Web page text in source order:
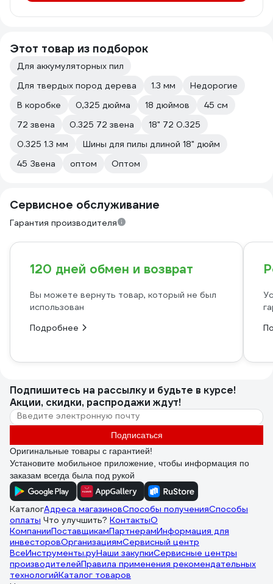
Этот товар из подборок
Для аккумуляторных пил
Для твердых пород дерева
1.3 мм
Недорогие
В коробке
0,325 дюйма 18 дюймов
45 см
72 звена
0.325 72 звена
18" 72 0.325
0.325 1.3 мм
Шины для пилы длиной 18" дюйм
45 Звена
оптом Оптом
Сервисное обслуживание
Гарантия производителя
120 дней обмен и возврат
Вы можете вернуть товар, который не был
использован
Подробнее
Подпишитесь на рассылкуи будьте в курсе!
Акции, скидки, распродажи ждут!
Подписаться
Оригинальные товары с гарантией!
Установите мобильное приложение, чтобы информация по
заказам всегда была под рукой
КаталогАдреса магазиновСпособы полученияСпособы
оплаты Что улучшить? КонтактыО
КомпанииПоставщикамПартнерамИнформация для
инвесторовОрганизациямСервисный центр
ВсеИнструменты.руНаши закупкиСервисные центры
производителейПравила применения рекомендательных
технологийКаталог товаров